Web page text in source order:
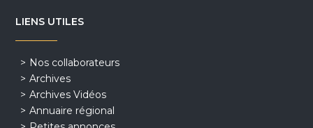
LIENS UTILES
Nos collaborateurs
Archives
Archives Vidéos
Annuaire régional